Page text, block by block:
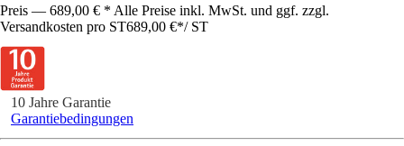
Preis — 689,00 € * Alle Preise inkl. MwSt. und ggf. zzgl.
Versandkosten pro ST689,00 €*/ ST
10 Jahre Garantie
Garantiebedingungen